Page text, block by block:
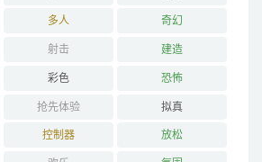
多人 奇幻
射击 建造
彩色 恐怖
抢先体验 拟真
控制器 放松